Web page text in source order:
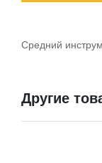
Средний
Другие